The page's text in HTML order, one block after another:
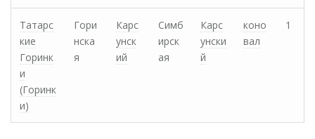
Татарс
кие
Горинк
и
(Горинк
и)
Гори
нска
я
Карс
унск
ий
Симб
ирск
ая
Карс
унски
й
коно
вал
1